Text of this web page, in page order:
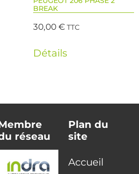
BREAK
30,00€ TTC
Détails
réseau
Plan du
site
Accueil